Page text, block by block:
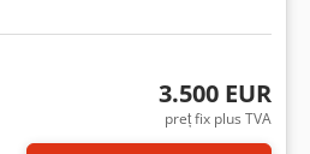
3.500 EUR
preț fix plus TVA